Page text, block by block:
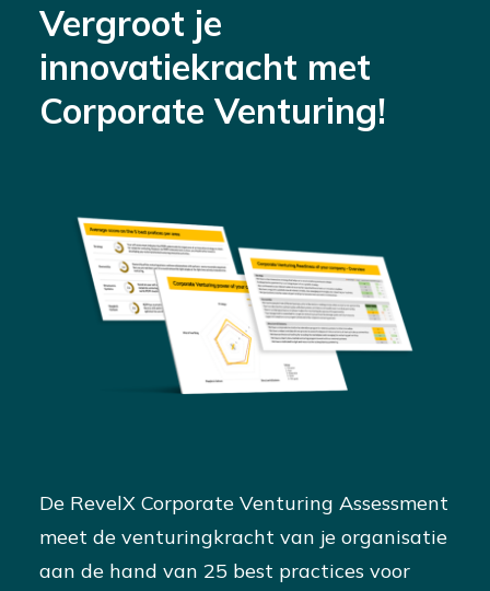
Vergroot je
innovatiekracht met
Corporate Venturing!
De RevelX Corporate Venturing Assessment
meet de venturingkracht van je organisatie
aan de hand van 25 best practices voor